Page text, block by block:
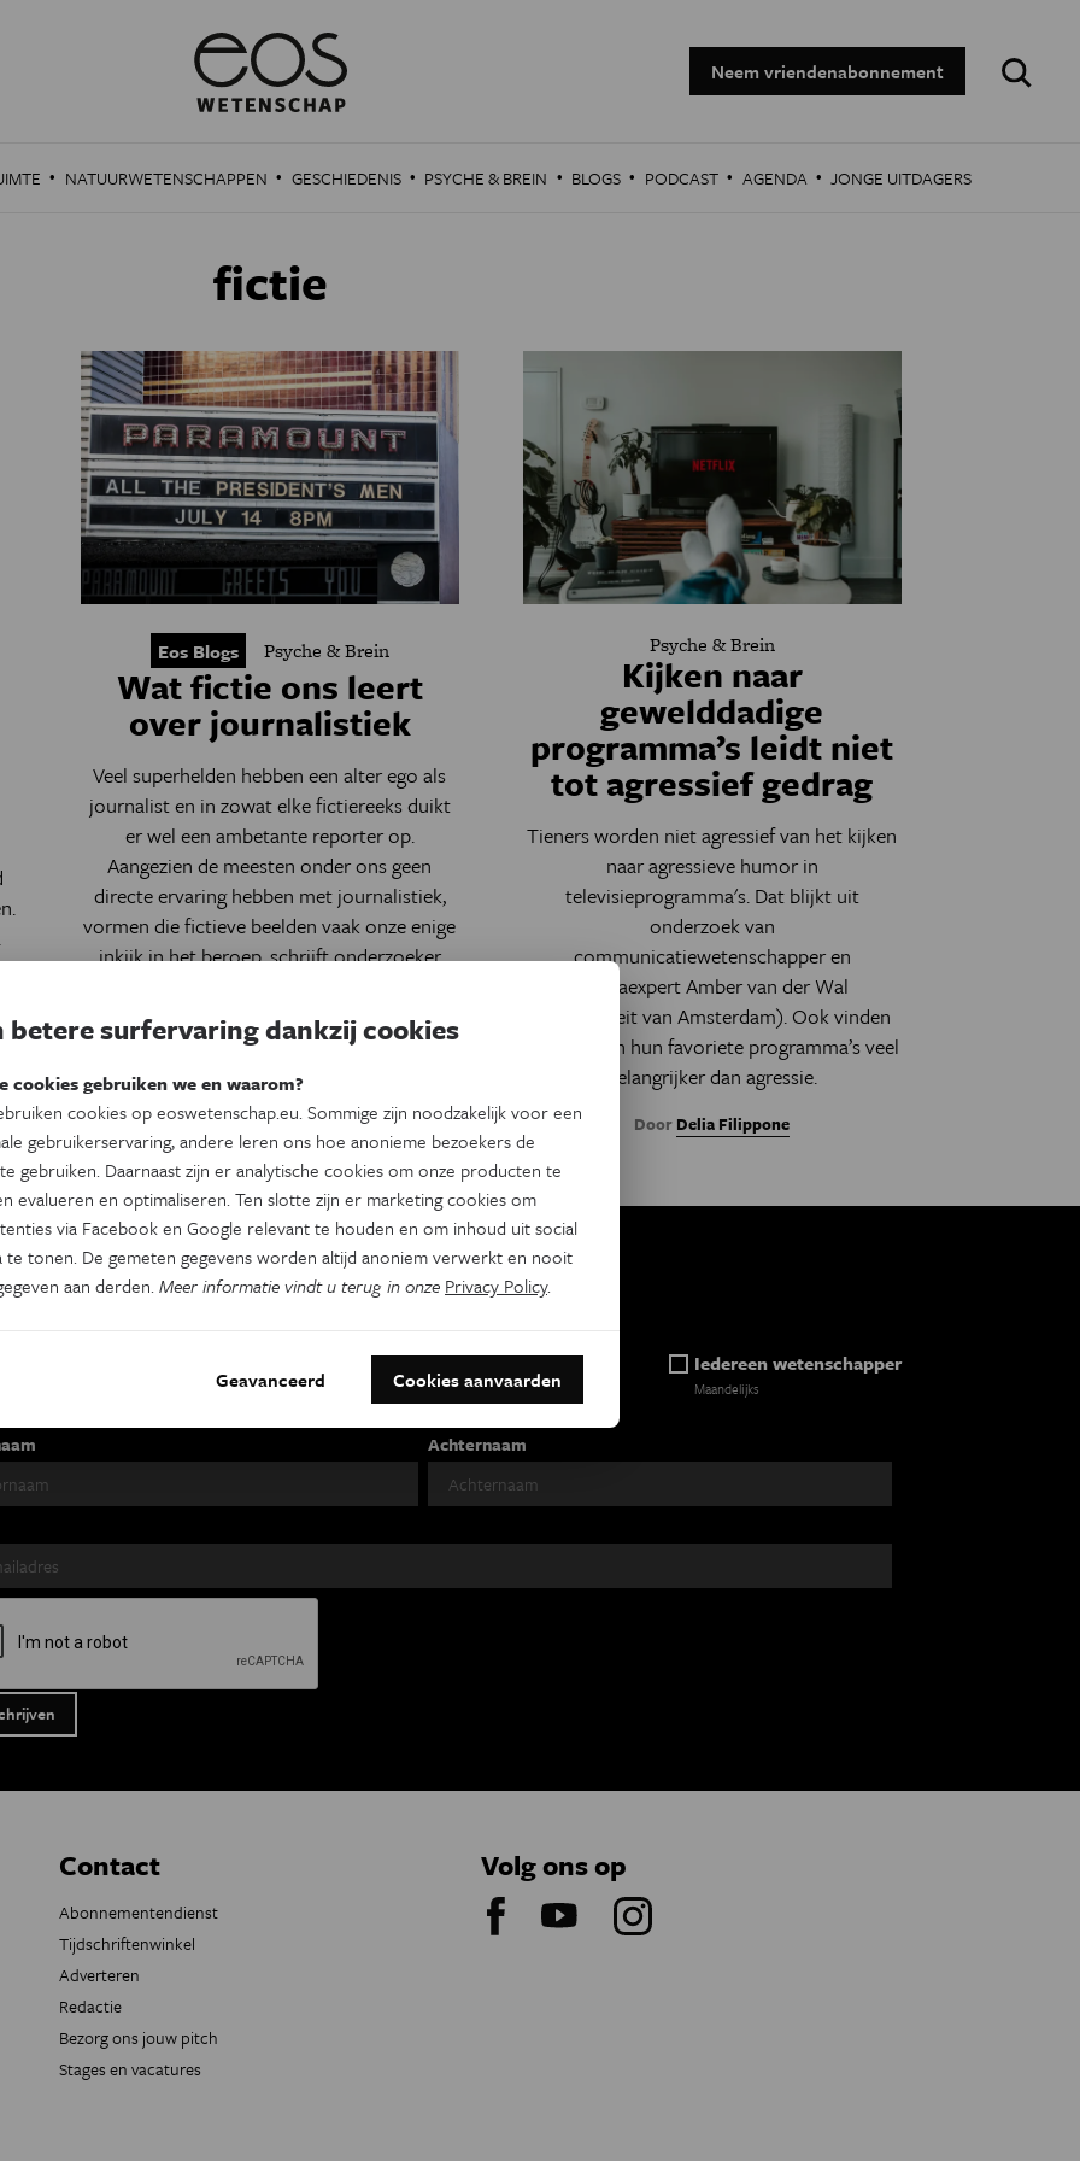
Neem vriendenabonnement
Zoeken:
· NATUURWETENSCHAPPEN · GESCHIEDENIS · PSYCHE & BREIN · BLOGS · PODCAST · AGENDA · JONGE UITDAGERS
fictie
Eos Blogs Psyche & Brein
Wat fictie ons leert
over journalistiek
Veel superhelden hebben een alter ego als
journalist en in zowat elke fictiereeks duikt
er wel een ambetante reporter op.
Aangezien de meesten onder ons geen
directe ervaring hebben met journalistiek,
vormen die fictieve beelden vaak onze enige
inkijk in het beroep, schrijft onderzoeker
DoorMaxine De Wulf Helskens
Psyche & Brein
Kijken naar
gewelddadige
programma’s leidt niet
tot agressief gedrag
Tieners worden niet agressief van het kijken
naar agressieve humor in
televisieprogramma's. Dat blijkt uit
onderzoek van
communicatiewetenschapper en
mediaexpert Amber van der Wal
(Universiteit van Amsterdam). Ook vinden
ze humor in hun favoriete programma’s veel
belangrijker dan agressie.
Door Delia Filippone
je nieuwsbrief
Wekelijks
Psyche & brein
Tweewekelijks
Iedereen wetenschapper
Maandelijks
Achternaam
Contact
Abonnementendienst
Tijdschriftenwinkel
Adverteren
Redactie
Bezorg ons jouw pitch
Stages en vacatures
Volg ons op
betere surfervaring dankzij cookies
cookies gebruiken we en waarom?
cookies op eoswetenschap.eu. Sommige zijn noodzakelijk voor een
gebruikerservaring, andere leren ons hoe anonieme bezoekers de
gebruiken. Daarnaast zijn er analytische cookies om onze producten te
evalueren en optimaliseren. Ten slotte zijn er marketing cookies om
via Facebook en Google relevant te houden en om inhoud uit social
te tonen. De gemeten gegevens worden altijd anoniem verwerkt en nooit
aan derden.Meer informatie vindt u terug in onze Privacy Policy.
Geavanceerd Cookies aanvaarden